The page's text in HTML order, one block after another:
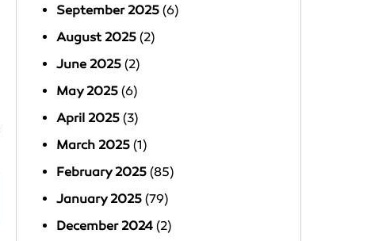
September 2025 (6)
August 2025 (2)
June 2025 (2)
May 2025 (6)
April 2025 (3)
March 2025 (1)
February 2025 (85)
January 2025 (79)
December 2024 (2)